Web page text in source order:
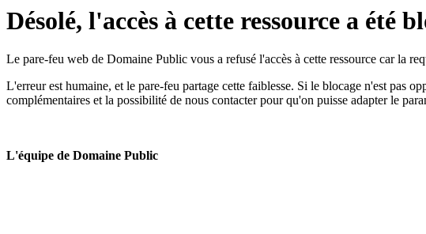
Désolé, l'accès à cette ressource a été
Le pare-feu web de Domaine Public vous a refusé l'accès à cette ressource car la
L'erreur est humaine, et le pare-feu partage cette faiblesse. Si le blocage n'est pas
complémentaires et la possibilité de nous contacter pour qu'on puisse adapter le
L'équipe de Domaine Public